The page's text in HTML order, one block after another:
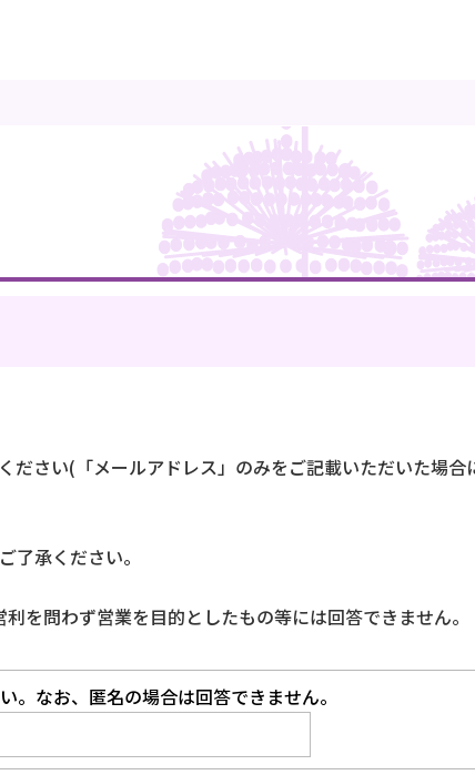
さい(「メールアドレス」のみをご記載いただいた場合
了承ください。
を問わず営業を目的としたもの等には回答できません。
。なお、匿名の場合は回答できません。